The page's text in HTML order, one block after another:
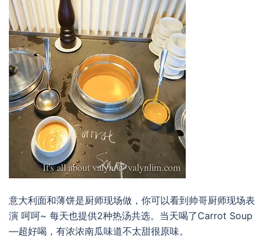
意大利面和薄饼是厨师现场做，你可以看到帅哥厨师现场表
演 呵呵~ 每天也提供2种热汤共选。当天喝了Carrot Soup
—超好喝，有浓浓南瓜味道不太甜很原味。